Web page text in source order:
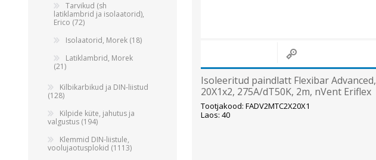
Isoleeritud paindlatt Flexibar Advanced,
20X1x2, 275A/dT50K, 2m, nVent Eriflex
Tootjakood: FADV2MTC2X20X1
Laos: 40
Tarvikud (sh
latiklambrid ja isolaatorid),
Erico (72)
Isolaatorid, Morek (18)
Latiklambrid, Morek
(21)
Kilbikarbikud ja DIN-liistud
(128)
Kilpide küte, jahutus ja
valgustus (194)
Klemmid DIN-liistule,
voolujaotusplokid (1113)